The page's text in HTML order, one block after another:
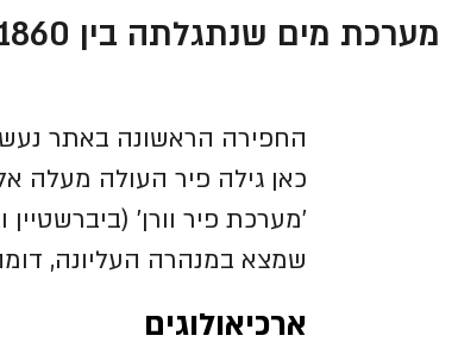
מערכת מים שנתגלתה בין 1860 - 1870 על ידי צ'ארלס וורן
כאן גילה פיר העולה מעלה
'מערכת פיר וורן' (ביברשטיין ובלדהורן 1994:
שמצא במנהרה העליונה,
ארכיאולוגים